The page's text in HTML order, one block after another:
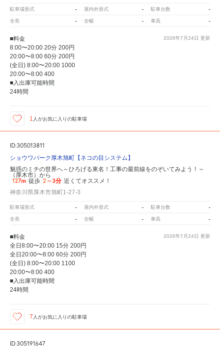
駐車場形式 - 屋内外形式 - 駐車台数 -
全長 - 全幅 - 車高 -
2026年7月24日 更新
■料金
8:00〜20:00 20分 200円
20:00〜8:00 60分 200円
(全日) 8:00〜20:00 1000
20:00〜8:00 400
■入出庫可能時間
24時間
1 人がお気に入りの駐車場
ID:305013811
ショウワパーク厚木旭町【ネコの目システム】
魅惑のミチの世界へ～ひろげる東名！工事の最前線をのぞいてみよう！～
（厚木市）から
127m 徒歩 2～3分 近くてオススメ！
神奈川県厚木市旭町1-27-3
駐車場形式 - 屋内外形式 - 駐車台数 -
全長 - 全幅 - 車高 -
2026年7月24日 更新
■料金
全日8:00〜20:00 15分 200円
全日20:00〜8:00 60分 200円
(全日) 8:00〜20:00 1100
20:00〜8:00 400
■入出庫可能時間
24時間
7 人がお気に入りの駐車場
ID:305191647